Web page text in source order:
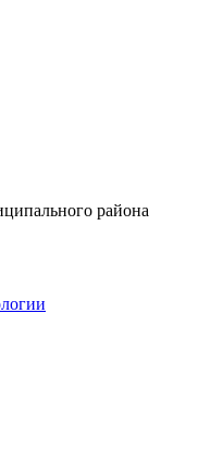
района